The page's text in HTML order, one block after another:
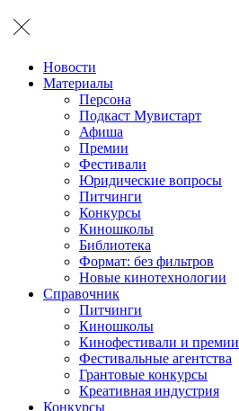
Новости
Материалы
Персона
Подкаст Мувистарт
Афиша
Премии
Фестивали
Юридические вопросы
Питчинги
Конкурсы
Киношколы
Библиотека
Формат: без фильтров
Новые кинотехнологии
Справочник
Питчинги
Киношколы
Кинофестивали и премии
Фестивальные агентства
Грантовые конкурсы
Креативная индустрия
Конкурсы